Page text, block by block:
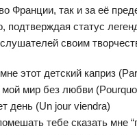
Франции, так и за её
подтверждая статус
своим
этот детский каприз
мир без любви
день (Un jour viendra)
тебе сказать мне